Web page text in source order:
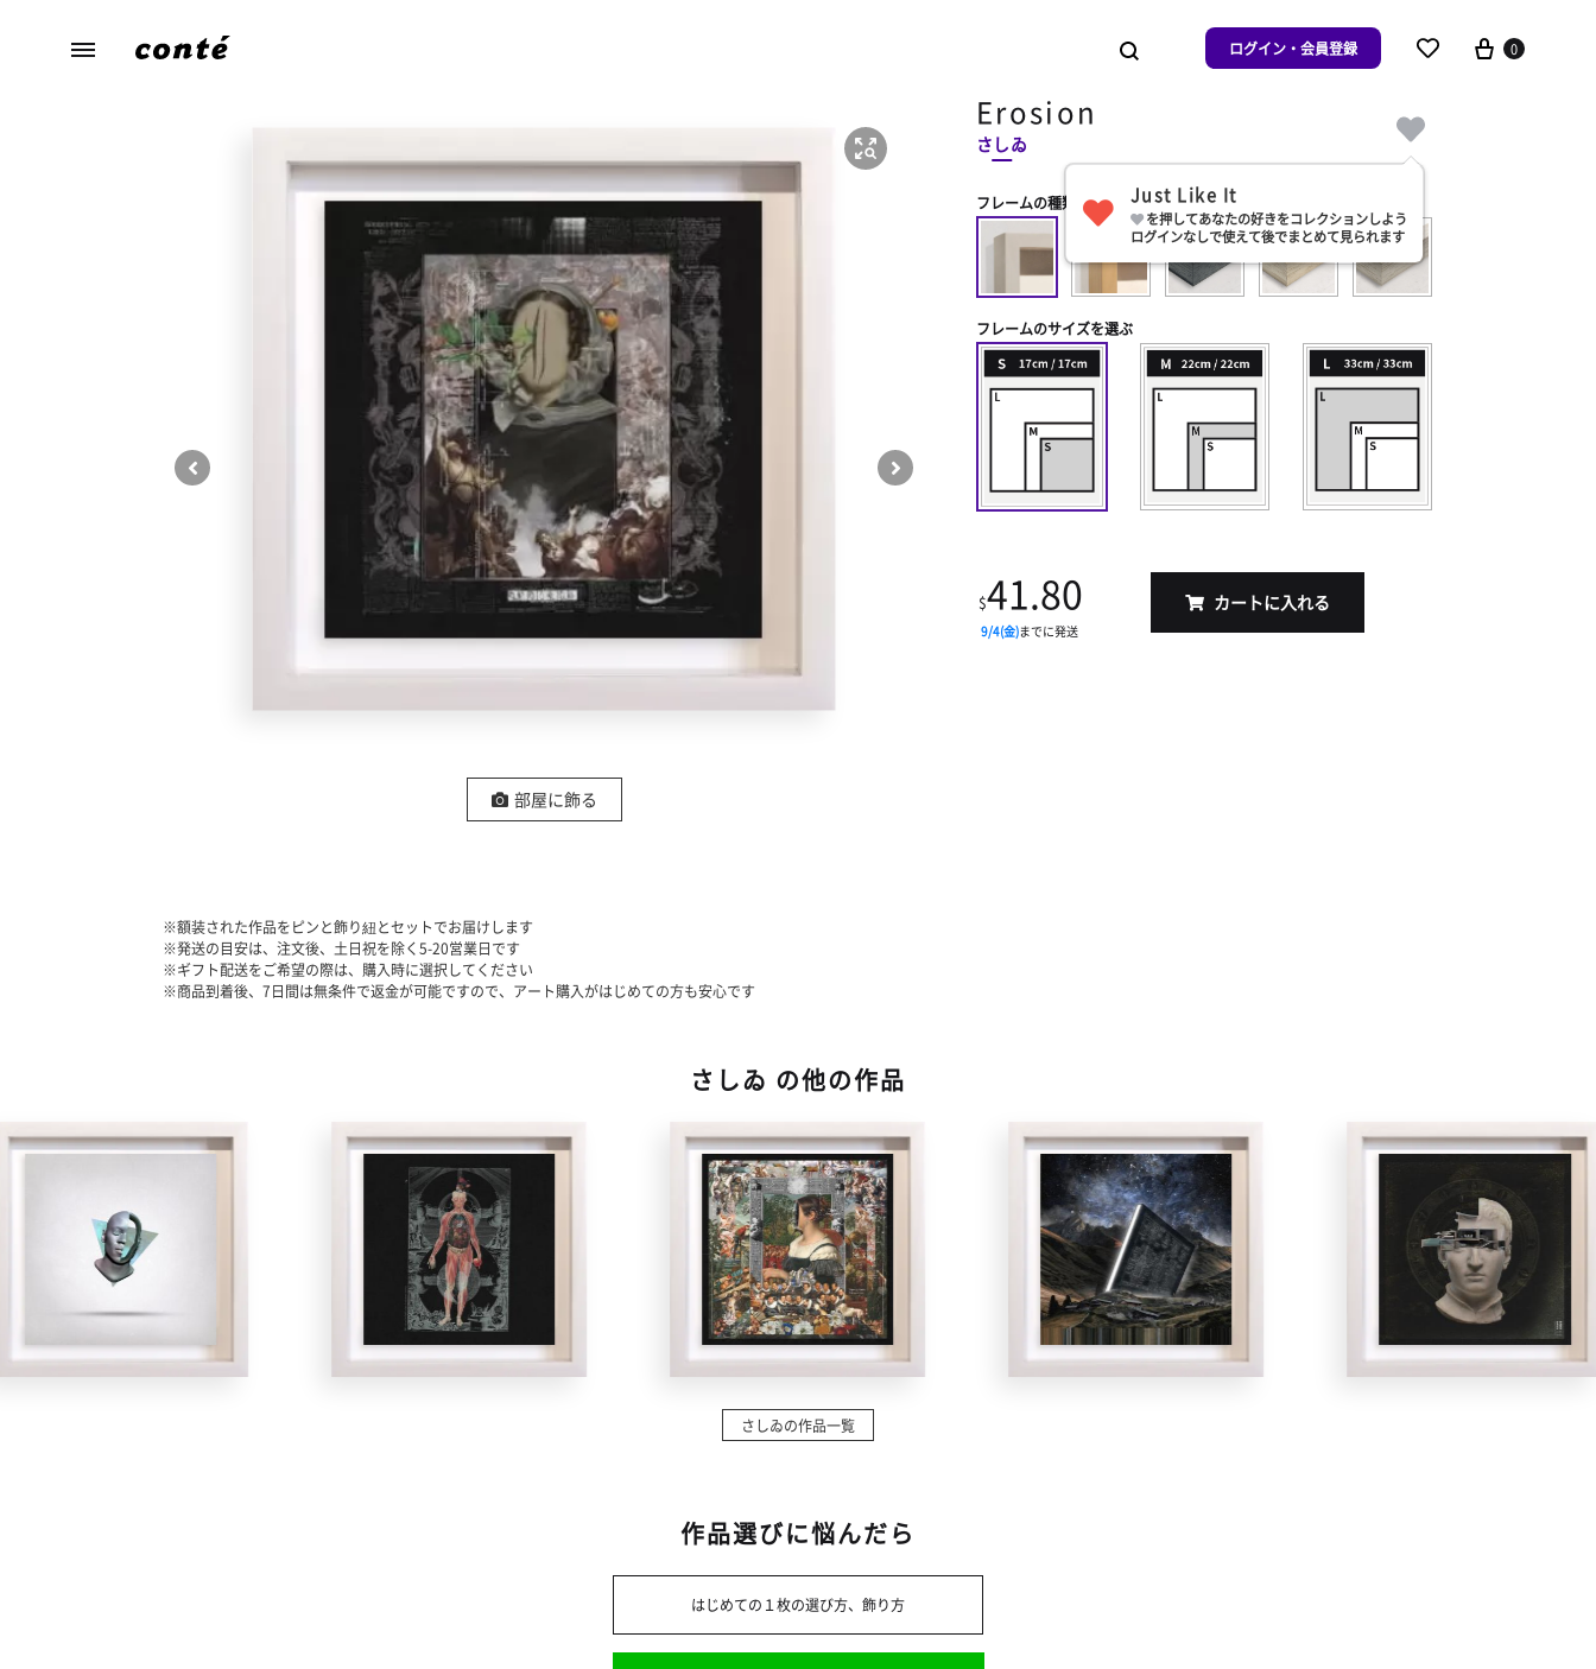
ログイン・会員登録 0
部屋に飾る
Erosion
さしゐ
フレームの種類を選ぶ
フレームのサイズを選ぶ
$41.80
9/4(金)までに発送
カートに入れる
※額装された作品をピンと飾り紐とセットでお届けします
※発送の目安は、注文後、土日祝を除く5-20営業日です
※ギフト配送をご希望の際は、購入時に選択してください
※商品到着後、7日間は無条件で返金が可能ですので、アート購入がはじめての方も安心です
さしゐ の他の作品
さしゐの作品一覧
作品選びに悩んだら
はじめての１枚の選び方、飾り方
Just Like It
を押してあなたの好きをコレクションしよう
ログインなしで使えて後でまとめて見られます